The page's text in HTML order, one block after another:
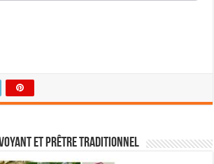
– Voyant et Prêtre traditionnel